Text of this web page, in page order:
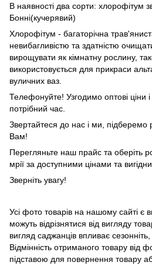
В наявності два сорти: хлорофітум
Бонні(кучерявий)
Хлорофітум - багаторічна
невибагливістю та здатністю
вирощувати як кімнатну рослину,
використовується для прикраси
вуличних ваз.
Телефонуйте! Узгодимо оптові ціни
потрібний час.
Звертайтеся до нас і ми, підберемо
Вам!
Перегляньте наш прайс та оберіть
мрії за доступними цінами та
Зверніть увагу!
Усі фото товарів на нашому сайті є
можуть відрізнятися від вигляду
вигляд саджанців впливає сезонніть,
Відмінність отриманого товару від
підставою для повернення товару